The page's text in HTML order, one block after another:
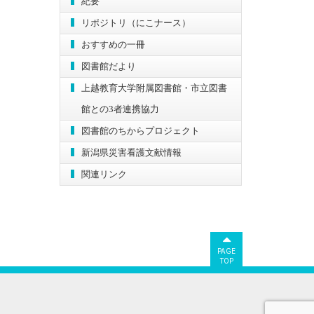
リポジトリ（にこナース）
おすすめの一冊
図書館だより
上越教育大学附属図書館・市立図書
館との3者連携協力
図書館のちからプロジェクト
新潟県災害看護文献情報
関連リンク
PAGE
TOP